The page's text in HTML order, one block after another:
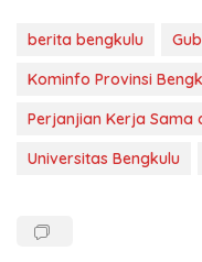
berita bengkulu
Kominfo Provinsi
Perjanjian Kerja Sama
Universitas Bengkulu